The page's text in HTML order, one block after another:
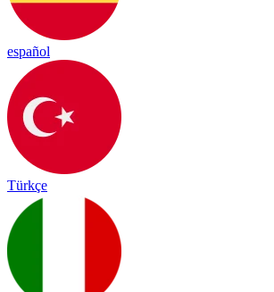
español
Türkçe